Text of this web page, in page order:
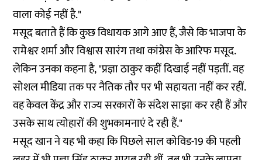
वाला कोई नहीं है."
मसूद बताते हैं कि कुछ विधायक आगे आए हैं, जैसे कि भाजपा के
रामेश्वर शर्मा और विश्वास सारंग तथा कांग्रेस के आरिफ मसूद.
लेकिन उनका कहना है, "प्रज्ञा ठाकुर कहीं दिखाई नहीं पड़तीं. वह
सोशल मीडिया तक पर नैतिक तौर पर भी सहायता नहीं कर रहीं.
वह केवल केंद्र और राज्य सरकारों के संदेश साझा कर रही हैं और
उसके साथ त्योहारों की शुभकामनाएं दे रही हैं."
मसूद खान ने यह भी कहा कि पिछले साल कोविड-19 की पहली